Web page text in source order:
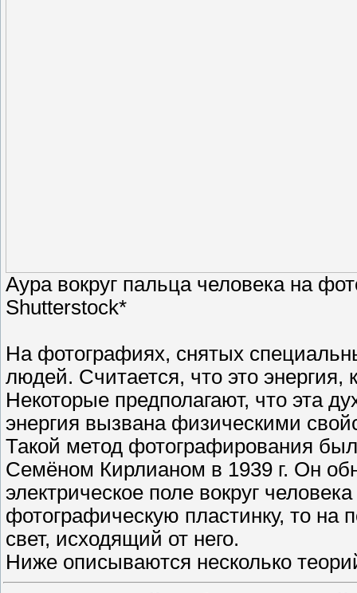
Аура вокруг пальца человека на
Shutterstock*
На фотографиях, снятых
людей. Считается, что это энергия,
Некоторые предполагают, что эта
энергия вызвана физическими
Такой метод фотографирования
Семёном Кирлианом в 1939 г. Он
электрическое поле вокруг
фотографическую пластинку, то на
свет, исходящий от него.
Ниже описываются несколько